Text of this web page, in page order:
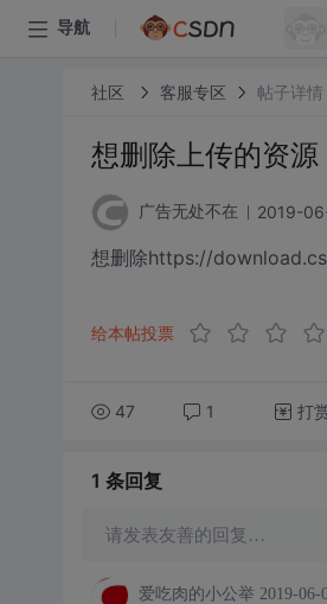
导航
社区 客服专区 帖子详情
想删除上传的资源
广告无处不在 2019-
想删除https://
给本帖投票
47 1 打
1 条回复
请发表友善的回复…
爱吃肉的小公举 2019-06-